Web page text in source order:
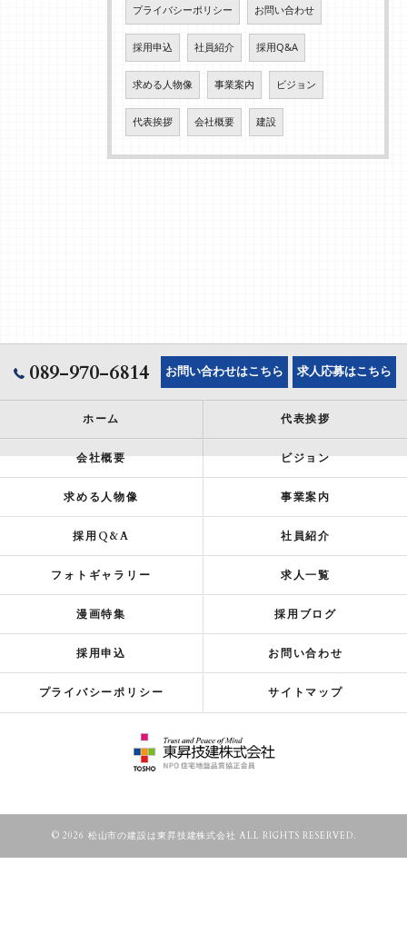
プライバシーポリシー お問い合わせ
採用申込 社員紹介 採用Q&A
求める人物像 事業案内 ビジョン
代表挨拶 会社概要 建設
089-970-6814 お問い合わせはこちら 求人応募はこちら
ホーム 代表挨拶
会社概要 ビジョン
求める人物像 事業案内
採用Q&A 社員紹介
フォトギャラリー 求人一覧
漫画特集 採用ブログ
採用申込 お問い合わせ
プライバシーポリシー サイトマップ
© 2026 松山市の建設は東昇技建株式会社 ALL RIGHTS RESERVED.